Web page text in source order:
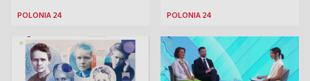
POLONIA 24 POLONIA 24